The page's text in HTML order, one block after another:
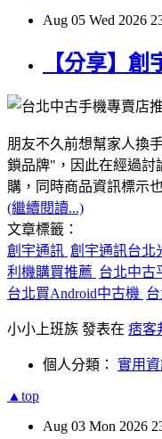
Aug 05 Wed 2026
【分享】
朋友不久前想幫家人換
鎖品牌"，因此在經過討
購，同時商品資訊標示
(繼續閱讀...)
文章標籤：
創宇通訊 創宇通訊台北
利機購買推薦 台北中古
台北買Android中古機
小小上班族 發表在 痞客
個人分類： 實用
▲top
Aug 03 Mon 2026